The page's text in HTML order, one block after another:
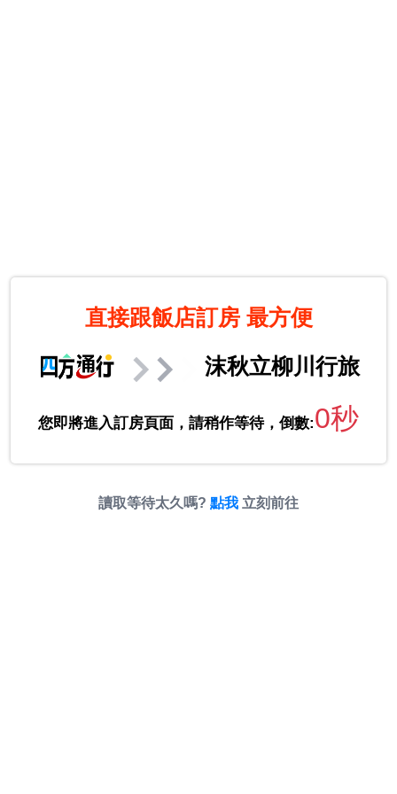
直接跟飯店訂房 最方便
沫秋立柳川行旅
您即將進入訂房頁面，請稍作等待，倒數:0秒
讀取等待太久嗎? 點我 立刻前往